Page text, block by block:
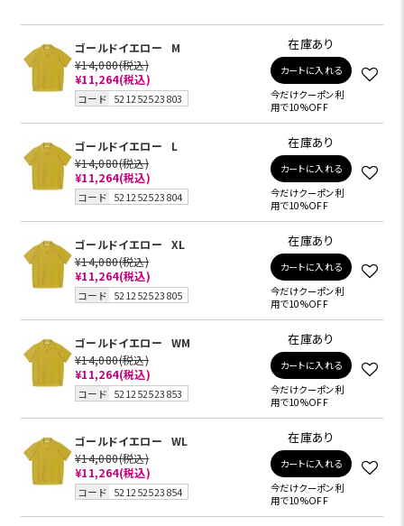
ゴールドイエロー
M
¥14,080(税込)
¥11,264(税込)
コード 521252523803
在庫あり
カートに入れる
今だけクーポン利
用で10%OFF
ゴールドイエロー
L
¥14,080(税込)
¥11,264(税込)
コード 521252523804
在庫あり
カートに入れる
今だけクーポン利
用で10%OFF
ゴールドイエロー
XL
¥14,080(税込)
¥11,264(税込)
コード 521252523805
在庫あり
カートに入れる
今だけクーポン利
用で10%OFF
ゴールドイエロー
WM
¥14,080(税込)
¥11,264(税込)
コード 521252523853
在庫あり
カートに入れる
今だけクーポン利
用で10%OFF
ゴールドイエロー
WL
¥14,080(税込)
¥11,264(税込)
コード 521252523854
在庫あり
カートに入れる
今だけクーポン利
用で10%OFF